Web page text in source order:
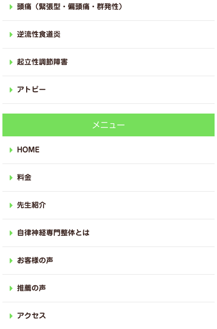
頭痛（緊張型・偏頭痛・群発性）
逆流性食道炎
起立性調節障害
アトピー
メニュー
HOME
料金
先生紹介
自律神経専門整体とは
お客様の声
推薦の声
アクセス